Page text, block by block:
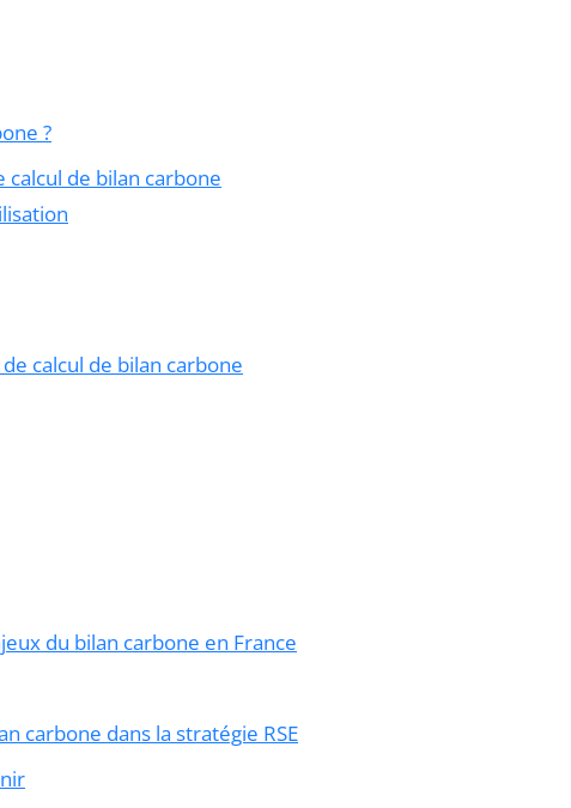
?
calcul de bilan carbone
calcul de bilan carbone
du bilan carbone en France
carbone dans la stratégie RSE